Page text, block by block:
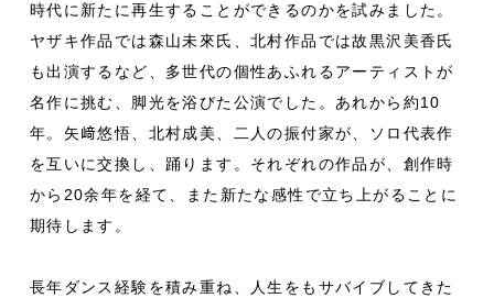
時代に新たに再生することができるのかを試みました。
ヤザキ作品では森山未來氏、北村作品では故黒沢美香氏
も出演するなど、多世代の個性あふれるアーティストが
名作に挑む、脚光を浴びた公演でした。あれから約10
年。矢﨑悠悟、北村成美、二人の振付家が、ソロ代表作
を互いに交換し、踊ります。それぞれの作品が、創作時
から20余年を経て、また新たな感性で立ち上がることに
期待します。
長年ダンス経験を積み重ね、人生をもサバイブしてきた